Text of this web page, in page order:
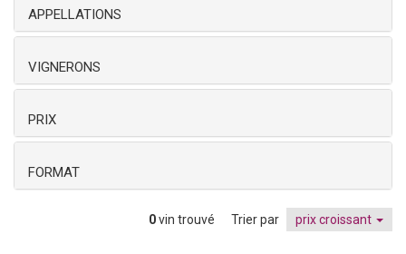
APPELLATIONS
VIGNERONS
PRIX
FORMAT
0vin trouvé Trier par prix croissant